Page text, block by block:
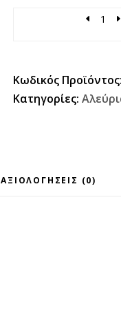
Κωδικός Προϊόντος:
Κατηγορίες:
ΑΞΙΟΛΟΓΉΣΕΙΣ (0)